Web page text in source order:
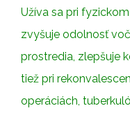
Užíva sa pri
zvyšuje odolnosť
prostredia, zlepšuje
tiež pri
operáciách,